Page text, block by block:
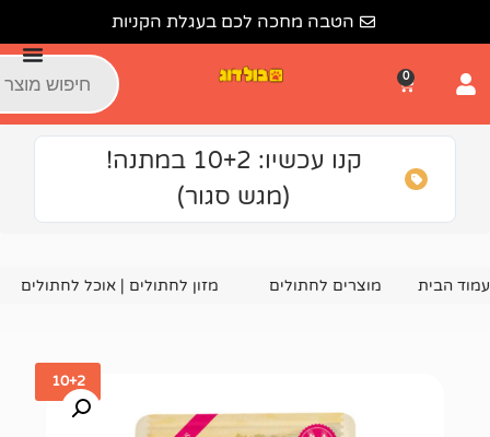
הטבה מחכה לכם בעגלת הקניות
קנו עכשיו: 10+2 במתנה!
(מגש סגור)
לחתולים מזון לחתולים | אוכל לחתולים פאוץ' סמס פילד